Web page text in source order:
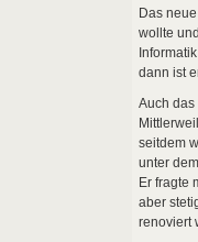
Das
wollte
dann ist
Auch das
seitdem
unter
Er fragte
aber
renoviert